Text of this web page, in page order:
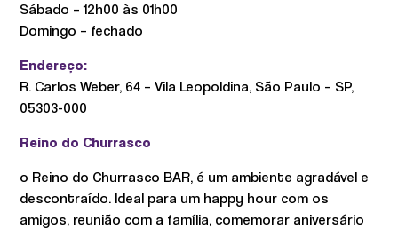
Sábado – 12h00 às 01h00
Domingo – fechado
Endereço:
R. Carlos Weber, 64 – Vila Leopoldina, São Paulo – SP,
05303-000
Reino do Churrasco
o Reino do Churrasco BAR, é um ambiente agradável e
descontraído. Ideal para um happy hour com os
amigos, reunião com a família, comemorar aniversário